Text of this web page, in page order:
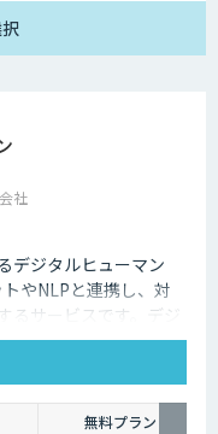
社
デジタルヒューマン
やNLPと連携し、対
るサービスです。デジ
トがあり、競争力があ
。
無料プラン